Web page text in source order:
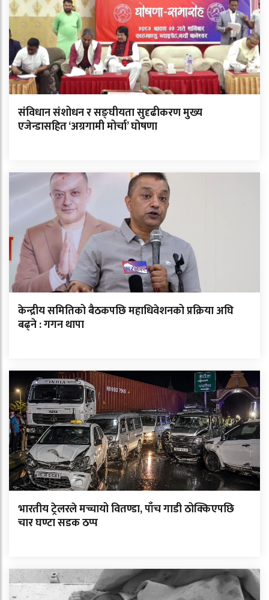
संविधान संशोधन र सङ्घीयता सुदृढीकरण मुख्य
एजेन्डासहित ‘अग्रगामी मोर्चा’ घोषणा
केन्द्रीय समितिको बैठकपछि महाधिवेशनको प्रक्रिया अघि
बढ्ने : गगन थापा
भारतीय ट्रेलरले मच्चायो वितण्डा, पाँच गाडी ठोक्किएपछि
चार घण्टा सडक ठप्प